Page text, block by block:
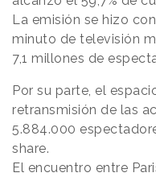
La emisión se hizo
minuto de televisión
7,1 millones de
Por su parte, el
retransmisión de las
5.884.000
share.
El encuentro entre